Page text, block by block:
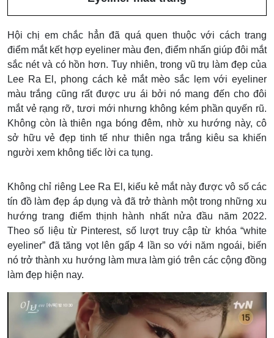
Hội chị em chắc hẳn đã quá quen thuộc với cách trang
điểm mắt kết hợp eyeliner màu đen, điểm nhấn giúp đôi mắt
sắc nét và có hồn hơn. Tuy nhiên, trong vũ trụ làm đẹp của
Lee Ra El, phong cách kẻ mắt mèo sắc lẹm với eyeliner
màu trắng cũng rất được ưu ái bởi nó mang đến cho đôi
mắt vẻ rạng rỡ, tươi mới nhưng không kém phần quyến rũ.
Không còn là thiên nga bóng đêm, nhờ xu hướng này, cô
sở hữu vẻ đẹp tinh tế như thiên nga trắng kiêu sa khiến
người xem không tiếc lời ca tụng.
Không chỉ riêng Lee Ra El, kiểu kẻ mắt này được vô số các
tín đồ làm đẹp áp dụng và đã trở thành một trong những xu
hướng trang điểm thịnh hành nhất nửa đầu năm 2022.
Theo số liệu từ Pinterest, số lượt truy cập từ khóa “white
eyeliner” đã tăng vọt lên gấp 4 lần so với năm ngoái, biến
nó trở thành xu hướng làm mưa làm gió trên các cộng đồng
làm đẹp hiện nay.